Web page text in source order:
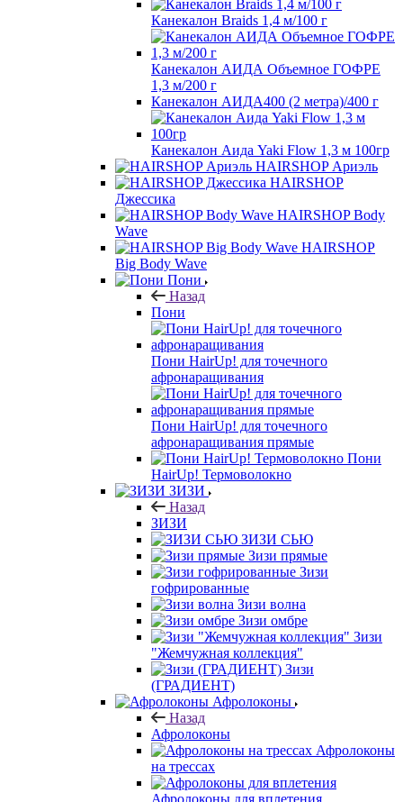
Канекалон Braids 1,4 м/100 г
Канекалон АИДА Объемное ГОФРЕ
1,3 м/200 г
Канекалон АИДА400 (2 метра)/400 г
Канекалон Аида Yaki Flow 1,3 м 100гр
HAIRSHOP Ариэль
HAIRSHOP
Джессика
HAIRSHOP Body
Wave
HAIRSHOP
Big Body Wave
Пони
Назад
Пони
Пони HairUp! для точечного
афронаращивания
Пони HairUp! для точечного
афронаращивания прямые
Пони
HairUp! Термоволокно
ЗИЗИ
Назад
ЗИЗИ
ЗИЗИ СЬЮ
Зизи прямые
Зизи
гофрированные
Зизи волна
Зизи омбре
Зизи
"Жемчужная коллекция"
Зизи
(ГРАДИЕНТ)
Афролоконы
Назад
Афролоконы
Афролоконы
на трессах
Афролоконы для вплетения